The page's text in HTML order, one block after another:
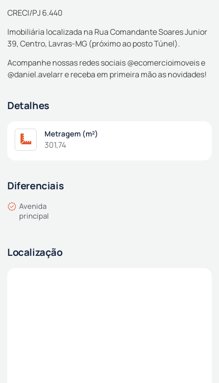
CRECI/PJ 6.440
Imobiliária localizada na Rua Comandante Soares Junior
39, Centro, Lavras-MG (próximo ao posto Túnel).
Acompanhe nossas redes sociais @ecomercioimoveis e
@daniel.avelarr e receba em primeira mão as novidades!
Detalhes
Metragem (m²)
301,74
Diferenciais
Avenida
principal
Localização